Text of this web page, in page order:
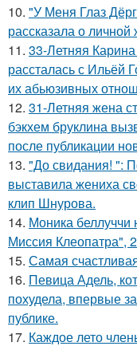
10. "У Меня Глаз
рассказала о личной
11. 33-Летняя
рассталась с Ильёй
их абьюзивных
12. 31-Летняя жена
бэкхем бруклина
после публикации
13. "До свидания! ":
выставила жениха
клип Шнурова.
14. Моника беллуччи
Миссия Клеопатра",
15. Самая
16. Певица Адель,
похудела, впервые
публике.
17. Каждое лето